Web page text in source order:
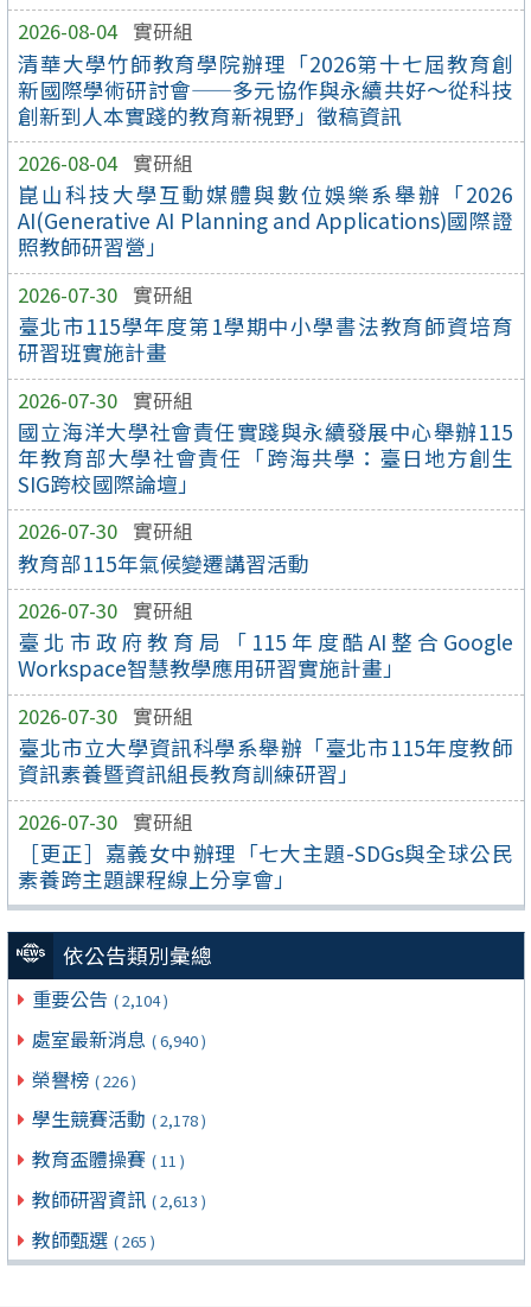
2026-08-04 實研組
清華大學竹師教育學院辦理「2026第十七屆教育創
新國際學術研討會——多元協作與永續共好～從科技
創新到人本實踐的教育新視野」徵稿資訊
2026-08-04 實研組
崑山科技大學互動媒體與數位娛樂系舉辦「2026
AI(Generative AI Planning and Applications)國際證
照教師研習營」
2026-07-30 實研組
臺北市115學年度第1學期中小學書法教育師資培育
研習班實施計畫
2026-07-30 實研組
國立海洋大學社會責任實踐與永續發展中心舉辦115
年教育部大學社會責任「跨海共學：臺日地方創生
SIG跨校國際論壇」
2026-07-30 實研組
教育部115年氣候變遷講習活動
2026-07-30 實研組
臺北市政府教育局「115年度酷AI整合Google
Workspace智慧教學應用研習實施計畫」
2026-07-30 實研組
臺北市立大學資訊科學系舉辦「臺北市115年度教師
資訊素養暨資訊組長教育訓練研習」
2026-07-30 實研組
［更正］嘉義女中辦理「七大主題-SDGs與全球公民
素養跨主題課程線上分享會」
依公告類別彙總
重要公告 ( 2,104 )
處室最新消息 ( 6,940 )
榮譽榜 ( 226 )
學生競賽活動 ( 2,178 )
教育盃體操賽 ( 11 )
教師研習資訊 ( 2,613 )
教師甄選 ( 265 )